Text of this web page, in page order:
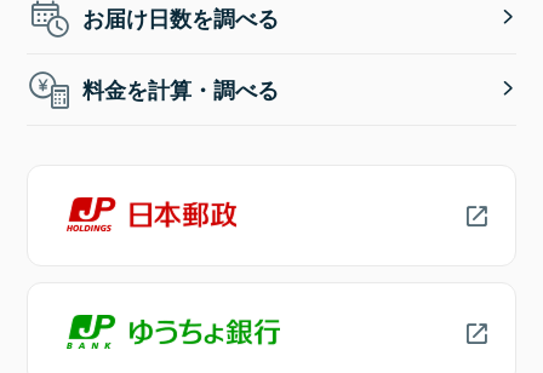
お届け日数を調べる
料金を計算・調べる